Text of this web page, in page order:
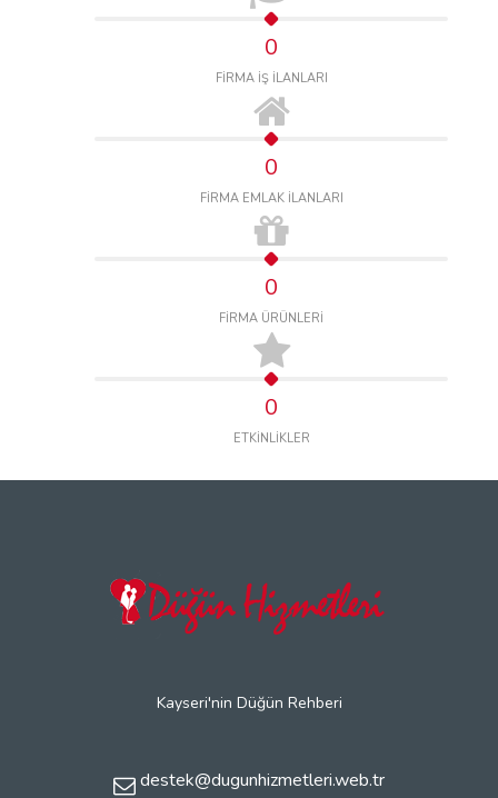
0
FİRMA İŞ İLANLARI
0
FİRMA EMLAK İLANLARI
0
FİRMA ÜRÜNLERİ
0
ETKİNLİKLER
Kayseri'nin Düğün Rehberi
destek@dugunhizmetleri.web.tr